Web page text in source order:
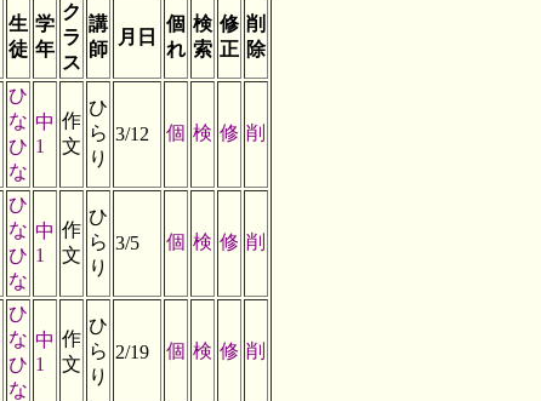
生
徒
学
年
ク
ラ
ス
講
師
月日
個
れ
検
索
修
正
削
除
ひ
な
ひ
な
中
1
作
文
ひ
ら
り
3/12 個 検 修 削
ひ
な
ひ
な
中
1
作
文
ひ
ら
り
3/5 個 検 修 削
ひ
な
ひ
な
中
1
作
文
ひ
ら
り
2/19 個 検 修 削